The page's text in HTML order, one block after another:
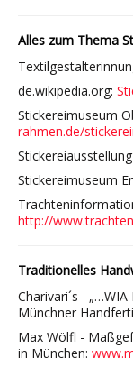
Impressum
Alles zum Thema
de.wikipedia.org:
Stickereimuseum
rahmen.de/
Stickereimuseum
http://
Traditionelles
Charivari´s „…WIA
Münchner
Max Wölfl -
in München: